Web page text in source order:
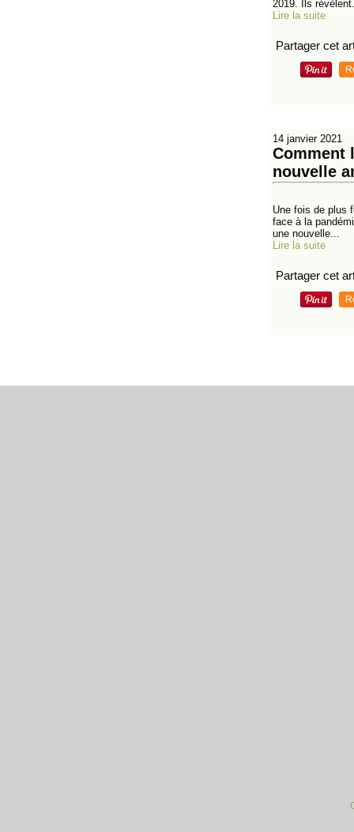
2019. Ils
Lire la suite
Partager cet
14 janvier 2021
Comment
nouvelle
Une fois de plus
face à la
une nouvelle...
Lire la suite
Partager cet